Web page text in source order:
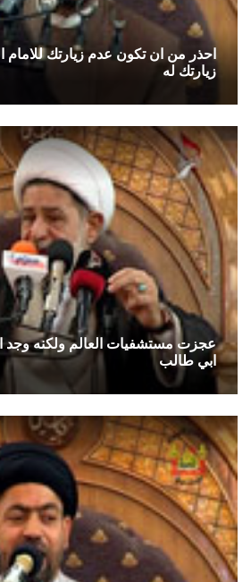
احذر من ان تكون عدم زيارتك
زيارتك له
عجزت مستشفيات العالم ولكنه وجد
ابي طالب